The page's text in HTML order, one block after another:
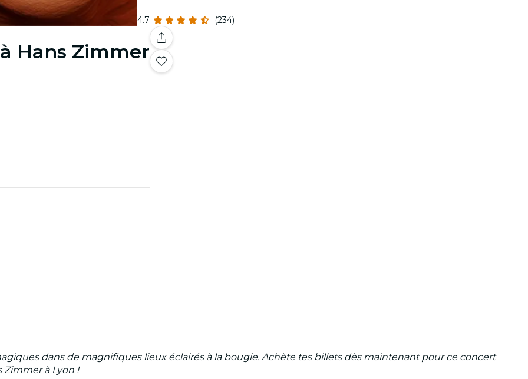
4.7 (234)
Hans Zimmer
dans de magnifiques lieux éclairés à la bougie. Achète tes billets dès maintenant pour ce concert
à Lyon !